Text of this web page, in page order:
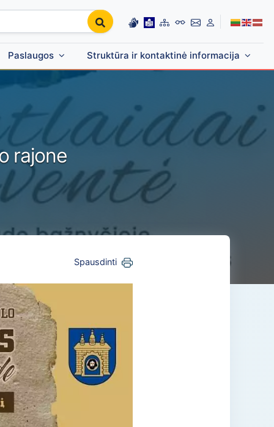
Paslaugos Struktūra ir kontaktinė informacija
rajone
Spausdinti